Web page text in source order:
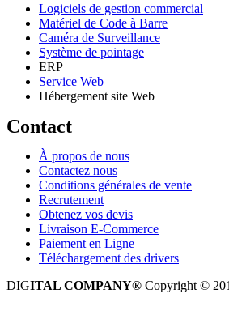
Logiciels de gestion commercial
Matériel de Code à Barre
Caméra de Surveillance
Système de pointage
ERP
Service Web
Hébergement site Web
Contact
À propos de nous
Contactez nous
Conditions générales de vente
Recrutement
Obtenez vos devis
Livraison E-Commerce
Paiement en Ligne
Téléchargement des drivers
DIGITAL COMPANY® Copyright ©